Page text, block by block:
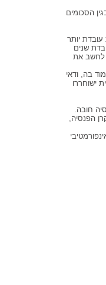
הסכומים
עובדת יותר
שנים
לחשב את
בה, ודאי
ישוחררו
חובה.
הפנסיה,